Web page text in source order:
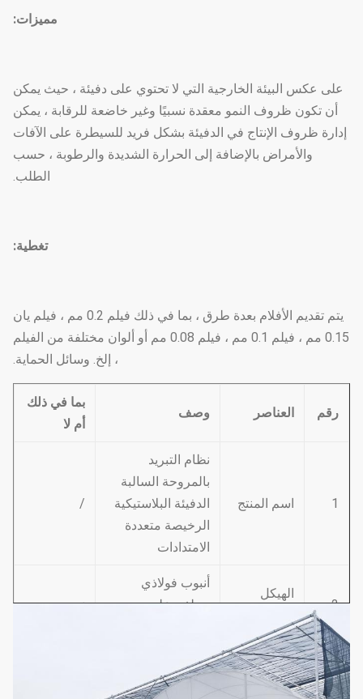
مميزات:
على عكس البيئة الخارجية التي لا تحتوي على دفيئة ، حيث يمكن
أن تكون ظروف النمو معقدة نسبيًا وغير خاضعة للرقابة ، يمكن
إدارة ظروف الإنتاج في الدفيئة بشكل فريد للسيطرة على الآفات
والأمراض بالإضافة إلى الحرارة الشديدة والرطوبة ، حسب
الطلب.
تغطية:
يتم تقديم الأفلام بعدة طرق ، بما في ذلك فيلم 0.2 مم ، فيلم يان
0.15 مم ، فيلم 0.1 مم ، فيلم 0.08 مم أو ألوان مختلفة من الفيلم
، إلخ. وسائل الحماية.
رقم العناصر وصف
بما في ذلك
أم لا
1 اسم المنتج
نظام التبريد
بالمروحة السالبة
الدفيئة البلاستيكية
الرخيصة متعددة
الامتدادات
/
2
الهيكل
أنبوب فولاذي
مجلفن على
نعم
3 فيلم الدفيئة
هناك الكثير من
السماكة للاختيار